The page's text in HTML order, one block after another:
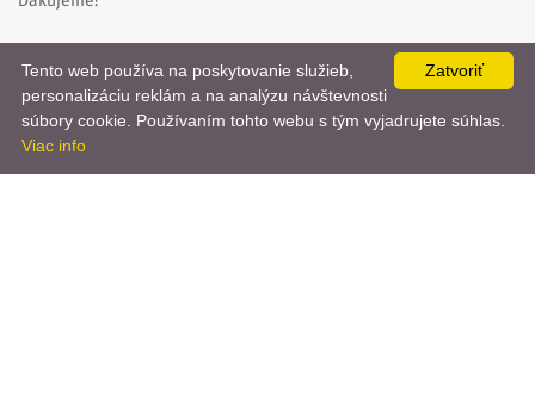
Kúpte nám kávu
📨
Zatvoriť
Tento web používa na poskytovanie služieb,
personalizáciu reklám a na analýzu návštevnosti
súbory cookie. Používaním tohto webu s tým vyjadrujete súhlas.
Viac info